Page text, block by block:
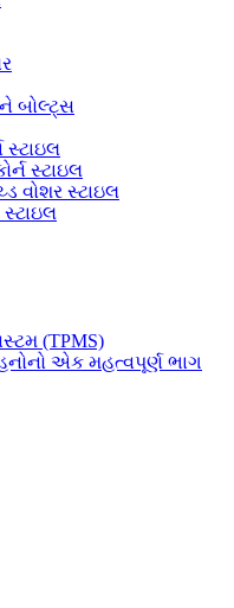
બોલ્ટ્સ
સ્ટાઇલ
વોશર સ્ટાઇલ
(TPMS)
એક મહત્વપૂર્ણ ભાગ